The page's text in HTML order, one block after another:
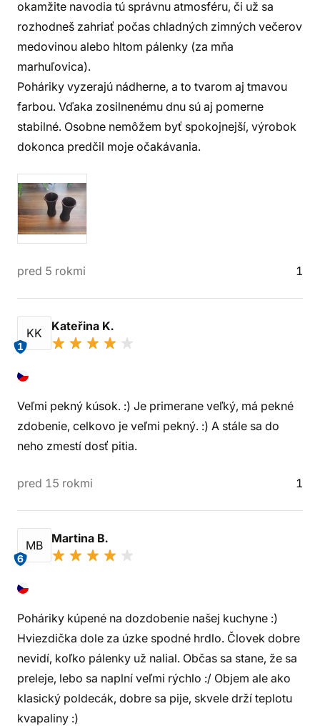
okamžite navodia tú správnu atmosféru, či už sa
rozhodneš zahriať počas chladných zimných večerov
medovinou alebo hltom pálenky (za mňa
marhuľovica).
Poháriky vyzerajú nádherne, a to tvarom aj tmavou
farbou. Vďaka zosilnenému dnu sú aj pomerne
stabilné. Osobne nemôžem byť spokojnejší, výrobok
dokonca predčil moje očakávania.
pred 5 rokmi 1
KK
1
Kateřina K.
Veľmi pekný kúsok. :) Je primerane veľký, má pekné
zdobenie, celkovo je veľmi pekný. :) A stále sa do
neho zmestí dosť pitia.
pred 15 rokmi 1
MB
6
Martina B.
Poháriky kúpené na dozdobenie našej kuchyne :)
Hviezdička dole za úzke spodné hrdlo. Človek dobre
nevidí, koľko pálenky už nalial. Občas sa stane, že sa
preleje, lebo sa naplní veľmi rýchlo :/ Objem ale ako
klasický poldecák, dobre sa pije, skvele drží teplotu
kvapaliny :)